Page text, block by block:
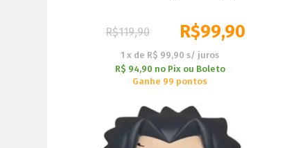
R$119,90 R$99,90
1 x de R$ 99,90 s/ juros
R$ 94,90 no Pix ou Boleto
Ganhe 99 pontos